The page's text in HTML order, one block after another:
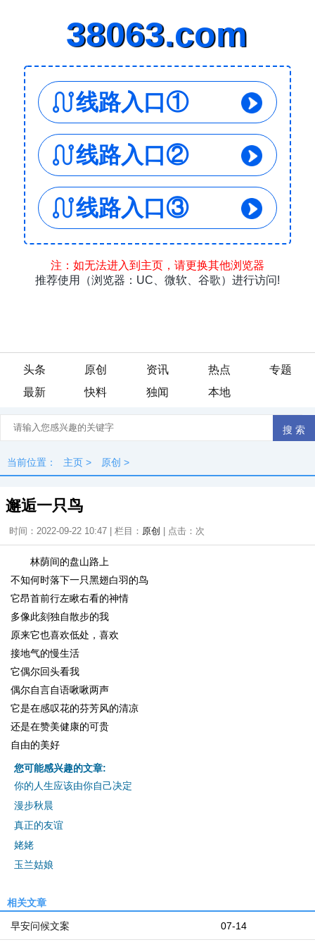
头条 原创 资讯 热点
专题
最新
快料 独闻 本地
当前位置： 主页 > 原创 >
邂逅一只鸟
时间：2022-09-22 10:47 | 栏目： 原创 | 点击： 次
林荫间的盘山路上
不知何时落下一只黑翅白羽的鸟
它昂首前行左瞅右看的神情
多像此刻独自散步的我
原来它也喜欢低处，喜欢
接地气的慢生活
它偶尔回头看我
偶尔自言自语啾啾两声
它是在感叹花的芬芳风的清凉
还是在赞美健康的可贵
自由的美好
您可能感兴趣的文章:
你的人生应该由你自己决定
漫步秋晨
真正的友谊
姥姥
玉兰姑娘
相关文章
07-14
早安问候文案